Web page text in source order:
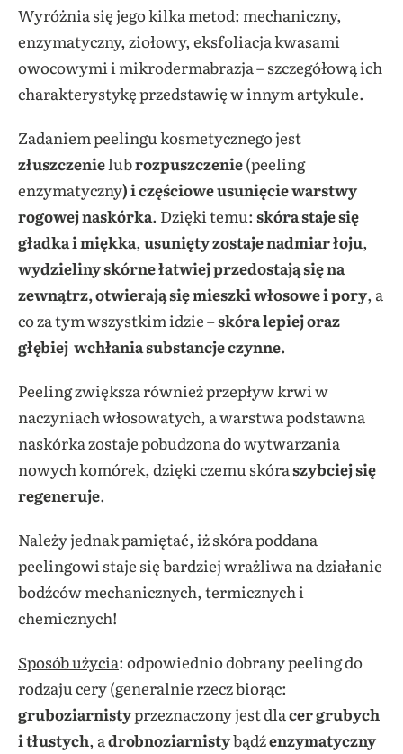
Wyróżnia się jego kilka metod: mechaniczny,
enzymatyczny, ziołowy, eksfoliacja kwasami
owocowymi i mikrodermabrazja – szczegółową ich
charakterystykę przedstawię w innym artykule.
Zadaniem peelingu kosmetycznego jest
złuszczenielubrozpuszczenie(peeling
enzymatyczny) i częściowe usunięcie warstwy
rogowej naskórka. Dzięki temu: skórastaje się
gładka i miękka,usunięty zostaje nadmiar łoju,
wydzieliny skórne łatwiej przedostają się na
zewnątrz, otwierają się mieszki włosowe i pory, a
co za tym wszystkim idzie –skóra lepiej oraz
głębiej wchłania substancje czynne.
Peeling zwiększa również przepływ krwi w
naczyniach włosowatych, a warstwa podstawna
naskórka zostaje pobudzona do wytwarzania
nowych komórek, dzięki czemu skóraszybciej się
regeneruje.
Należy jednak pamiętać, iż skóra poddana
peelingowi staje się bardziej wrażliwa na działanie
bodźców mechanicznych, termicznych i
chemicznych!
Sposób użycia: odpowiednio dobrany peeling do
rodzaju cery (generalnie rzecz biorąc:
gruboziarnistyprzeznaczony jest dlacer grubych
i tłustych, adrobnoziarnistybądźenzymatyczny